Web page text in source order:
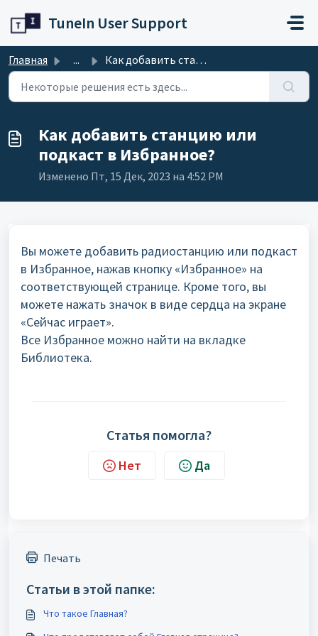
TuneIn User Support
Главная ... Как добавить станцию или подкаст в Избранное?
Как добавить станцию или
подкаст в Избранное?
Изменено Пт, 15 Дек, 2023 на 4:52 PM
Вы можете добавить радиостанцию или подкаст
в Избранное, нажав кнопку «Избранное» на
соответствующей странице. Кроме того, вы
можете нажать значок в виде сердца на экране
«Сейчас играет».
Все Избранное можно найти на вкладке
Библиотека.
Статья помогла?
Нет Да
Печать
Статьи в этой папке:
Что такое Главная?